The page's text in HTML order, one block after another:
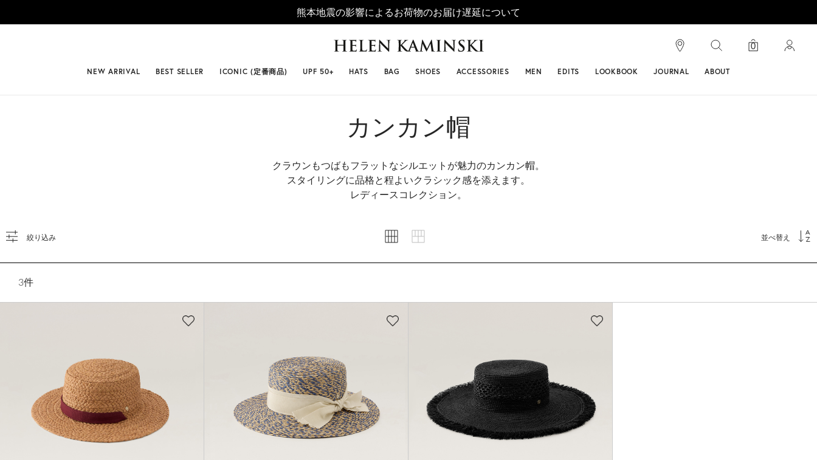
熊本地震の影響によるお荷物のお届け遅延について
#ビベット #キャップ #ビアンカ 0
NEW ARRIVAL BEST SELLER ICONIC (定番商品) UPF 50+ HATS BAG SHOES ACCESSORIES MEN EDITS LOOKBOOK JOURNAL ABOUT
カンカン帽
クラウンもつばもフラットなシルエットが魅力のカンカン帽。
スタイリングに品格と程よいクラシック感を添えます。
レディースコレクション。
絞り込み 並べ替え
3件